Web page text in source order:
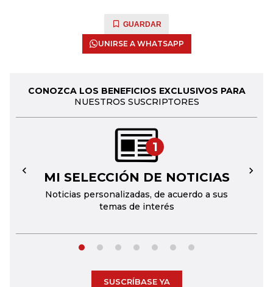
GUARDAR
UNIRSE A WHATSAPP
CONOZCA LOS BENEFICIOS EXCLUSIVOS PARA
NUESTROS SUSCRIPTORES
1
MI SELECCIÓN DE NOTICIAS
Noticias personalizadas, de acuerdo a sus
temas de interés
← →
SUSCRÍBASE YA